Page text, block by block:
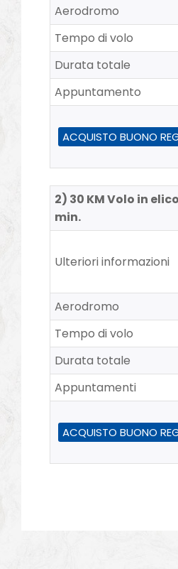
Aerodromo
Tempo di volo
Durata totale
Appuntamento
ACQUISTO BUONO
2) 30 KM Volo in
min.
Ulteriori informazioni
Aerodromo
Tempo di volo
Durata totale
Appuntamenti
ACQUISTO BUONO